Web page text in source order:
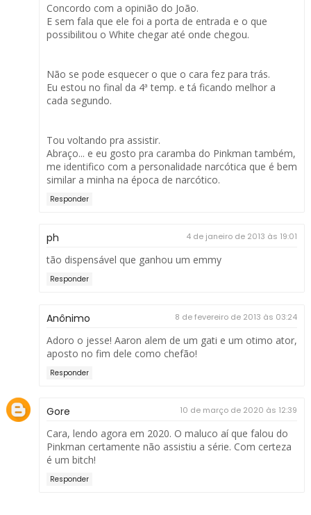
Concordo com a opinião do João.
E sem fala que ele foi a porta de entrada e o que
possibilitou o White chegar até onde chegou.
Não se pode esquecer o que o cara fez para trás.
Eu estou no final da 4ª temp. e tá ficando melhor a
cada segundo.
Tou voltando pra assistir.
Abraço... e eu gosto pra caramba do Pinkman também,
me identifico com a personalidade narcótica que é bem
similar a minha na época de narcótico.
Responder
ph 4 de janeiro de 2013 às 19:01
tão dispensável que ganhou um emmy
Responder
Anônimo 8 de fevereiro de 2013 às 03:24
Adoro o jesse! Aaron alem de um gati e um otimo ator,
aposto no fim dele como chefão!
Responder
Gore 10 de março de 2020 às 12:39
Cara, lendo agora em 2020. O maluco aí que falou do
Pinkman certamente não assistiu a série. Com certeza
é um bitch!
Responder